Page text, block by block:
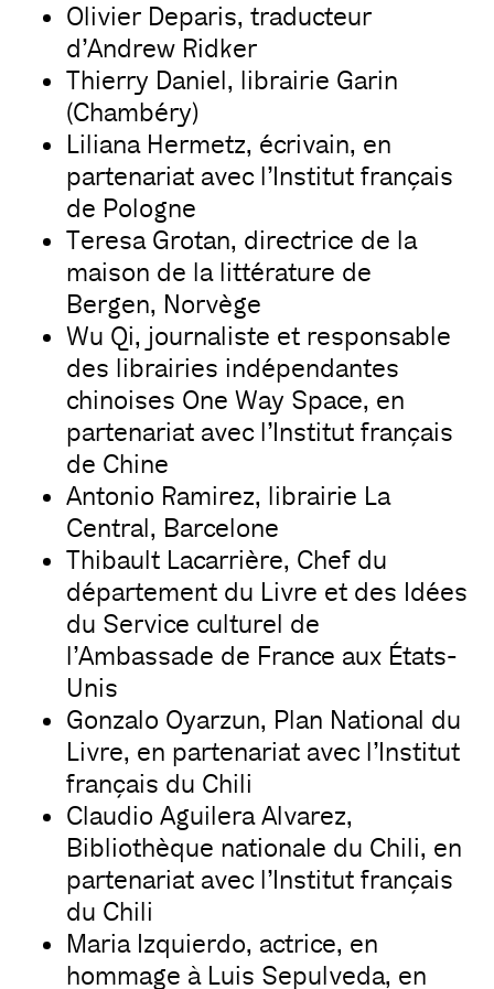
Olivier Deparis, traducteur
d’Andrew Ridker
Thierry Daniel, librairie Garin
(Chambéry)
Liliana Hermetz, écrivain, en
partenariat avec l’Institut français
de Pologne
Teresa Grotan, directrice de la
maison de la littérature de
Bergen, Norvège
Wu Qi, journaliste et responsable
des librairies indépendantes
chinoises One Way Space, en
partenariat avec l’Institut français
de Chine
Antonio Ramirez, librairie La
Central, Barcelone
Thibault Lacarrière, Chef du
département du Livre et des Idées
du Service culturel de
l’Ambassade de France aux États-
Unis
Gonzalo Oyarzun, Plan National du
Livre, en partenariat avec l’Institut
français du Chili
Claudio Aguilera Alvarez,
Bibliothèque nationale du Chili, en
partenariat avec l’Institut français
du Chili
Maria Izquierdo, actrice, en
hommage à Luis Sepulveda, en